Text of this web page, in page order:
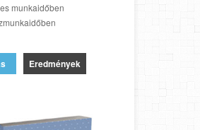
munkaidőben
Eredmények